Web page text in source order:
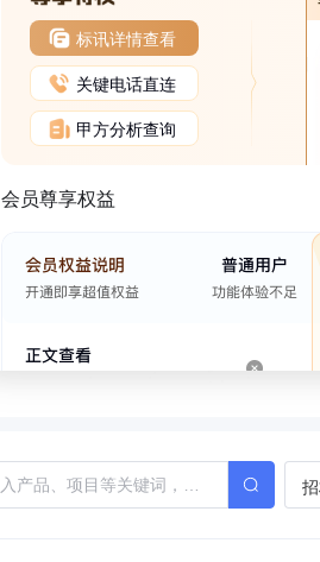
标讯详情查看
关键电话直连
甲方分析查询
会员尊享权益